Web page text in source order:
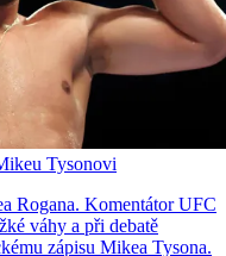
Tysonovi
Rogana. Komentátor UFC
váhy a při debatě
zápisu Mikea Tysona.